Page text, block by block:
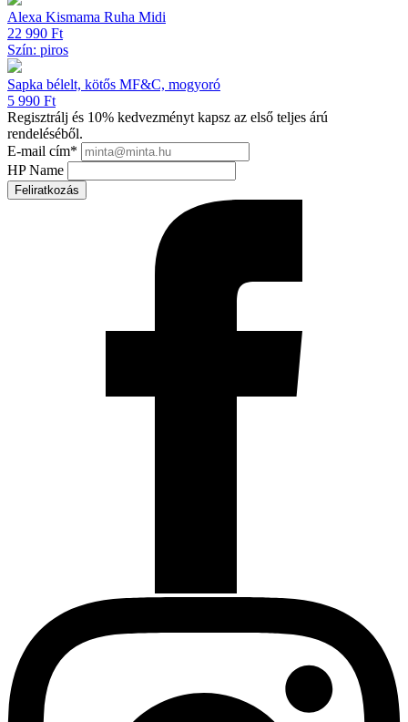
Alexa Kismama Ruha Midi
22 990 Ft
Szín: piros
Sapka bélelt, kötős MF&C, mogyoró
5 990 Ft
Regisztrálj és 10% kedvezményt kapsz az első teljes árú
rendeléséből.
E-mail cím*
HP Name
Feliratkozás